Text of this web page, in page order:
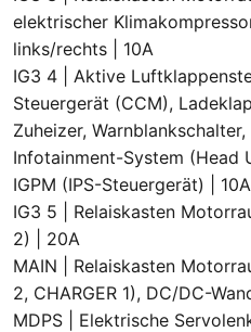
elektrischer
links/rechts | 10A
IG3 4 | Aktive
Steuergerät (CCM),
Zuheizer,
Infotainment-System (Head
IGPM (IPS-Steuergerät) | 10A
IG3 5 | Relaiskasten
2) | 20A
MAIN | Relaiskasten
2, CHARGER 1), DC/DC-
MDPS | Elektrische